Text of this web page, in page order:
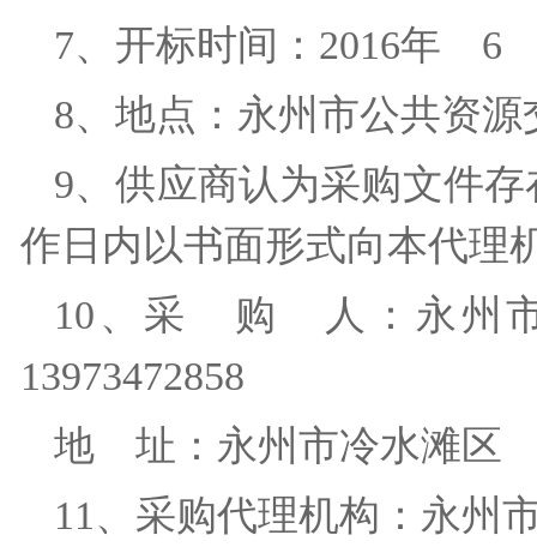
7、开标时间：2016年
8、地点：永州市公共资
9、供应商认为采购文件
作日内以书面形式向本代
10、采 购 人：永州
13973472858
地 址：永州市冷水滩
11、采购代理机构：永